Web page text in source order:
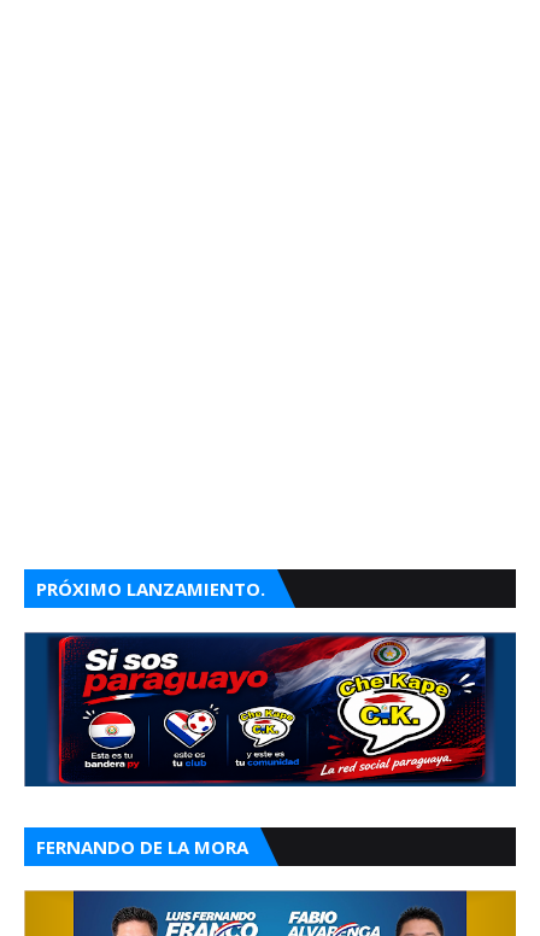
PRÓXIMO LANZAMIENTO.
FERNANDO DE LA MORA